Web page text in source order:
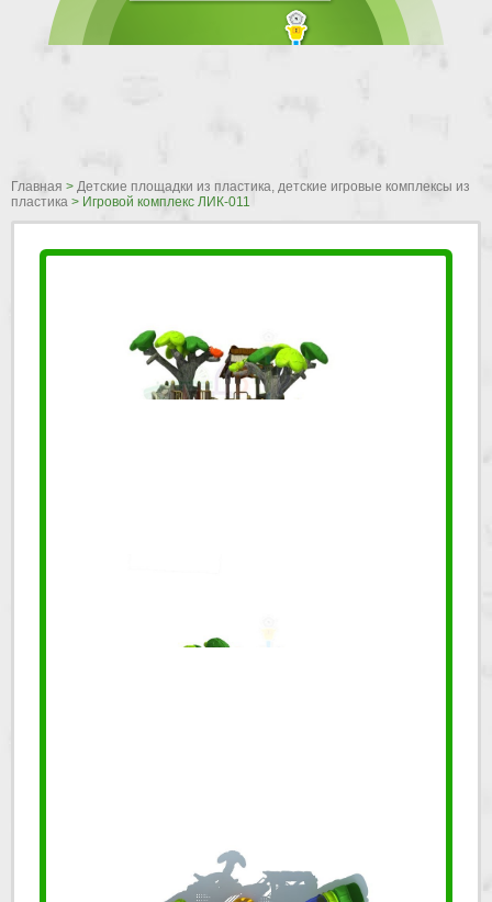
Главная > Детские площадки из пластика, детские игровые комплексы из
пластика > Игровой комплекс ЛИК-011